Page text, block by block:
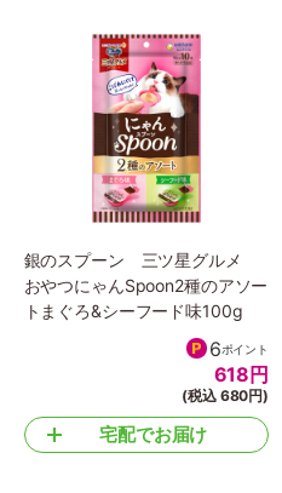
銀のスプーン 三ツ星グルメ
おやつにゃんSpoon2種のアソー
トまぐろ&シーフード味100g
6ポイント
618 円
(税込 680円)
宅配でお届け